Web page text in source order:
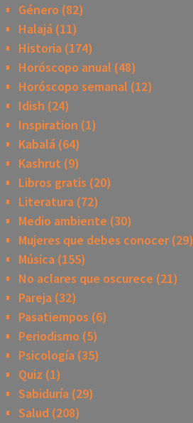
Género (82)
Halajá(11)
Historia(174)
Horóscopo anual (48)
Horóscopo semanal (12)
Idish (24)
Inspiration (1)
Kabalá(64)
Kashrut (9)
Libros gratis (20)
Literatura(72)
Medio ambiente (30)
Mujeres que debes conocer(29)
Música(155)
No aclares que oscurece (21)
Pareja(32)
Pasatiempos (6)
Periodismo (5)
Psicología(35)
Quiz (1)
Sabiduría(29)
Salud (208)